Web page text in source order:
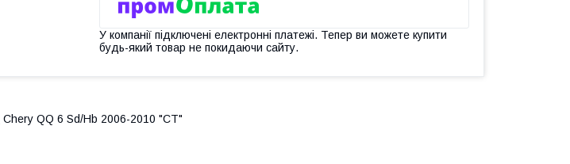
У компанії підключені електронні платежі. Тепер ви можете купити
будь-який товар не покидаючи сайту.
Chery QQ 6 Sd/Hb 2006-2010 "CT"